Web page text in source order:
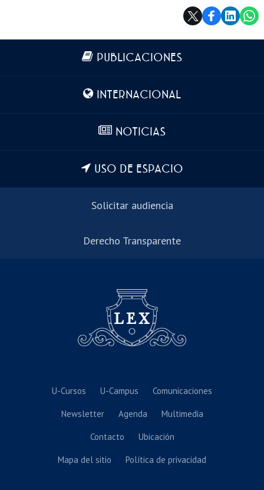
Más información
PUBLICACIONES
INTERNACIONAL
NOTICIAS
USO DE ESPACIO
Solicitar audiencia
Derecho Transparente
U-Cursos U-Campus Comunicaciones
Newsletter Agenda Multimedia
Contacto Ubicación
Mapa del sitio Política de privacidad